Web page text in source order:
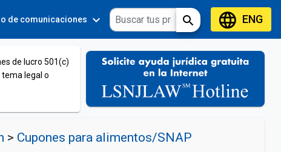
de comunicaciones expand_more Toolsexpand_more search languageENG
de lucro 501(c)
legal o
> Cupones para alimentos/SNAP